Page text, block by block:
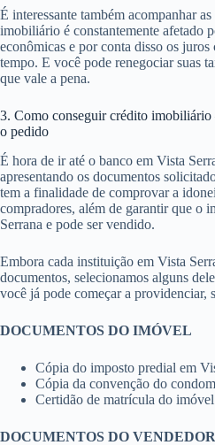
É interessante também acompanhar
imobiliário é constantemente afetado
econômicas e por conta disso os
tempo. E você pode renegociar suas
que vale a pena.
3. Como conseguir crédito imobiliário
o pedido
É hora de ir até o banco em Vista
apresentando os documentos
tem a finalidade de comprovar a
compradores, além de garantir que o
Serrana e pode ser vendido.
Embora cada instituição em Vista
documentos, selecionamos alguns
você já pode começar a providenciar,
DOCUMENTOS DO IMÓVEL
Cópia do imposto predial em
Cópia da convenção do
Certidão de matrícula do
DOCUMENTOS DO VENDEDOR